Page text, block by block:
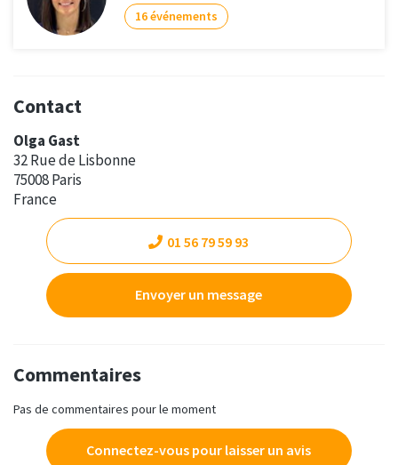
16 événements
Contact
Olga Gast
32 Rue de Lisbonne
75008 Paris
France
01 56 79 59 93
Envoyer un message
Commentaires
Pas de commentaires pour le moment
Connectez-vous pour laisser un avis